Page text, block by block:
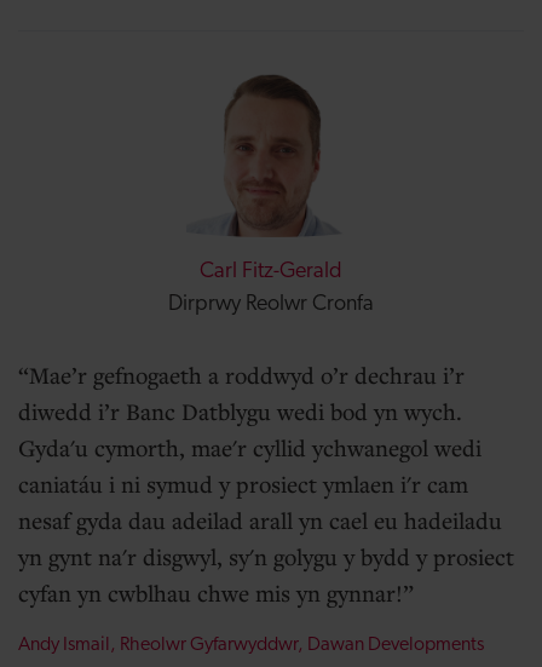
Carl Fitz-Gerald
Dirprwy Reolwr Cronfa
Mae’r gefnogaeth a roddwyd o’r dechrau i’r
diwedd i’r Banc Datblygu wedi bod yn wych.
Gyda'u cymorth, mae'r cyllid ychwanegol wedi
caniatáu i ni symud y prosiect ymlaen i'r cam
nesaf gyda dau adeilad arall yn cael eu hadeiladu
yn gynt na'r disgwyl, sy'n golygu y bydd y prosiect
cyfan yn cwblhau chwe mis yn gynnar!
Andy Ismail, Rheolwr Gyfarwyddwr, Dawan Developments